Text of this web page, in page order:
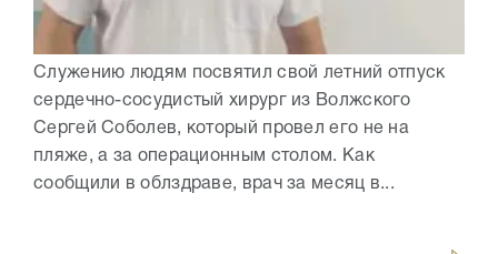
Служению людям посвятил свой летний отпуск
сердечно-сосудистый хирург из Волжского
Сергей Соболев, который провел его не на
пляже, а за операционным столом. Как
сообщили в облздраве, врач за месяц в...